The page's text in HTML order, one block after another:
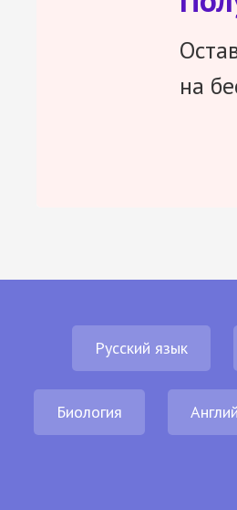
на
Русский язык
Биология